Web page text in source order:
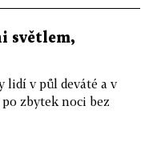
světlem,
lidí v půl deváté a v
zbytek noci bez